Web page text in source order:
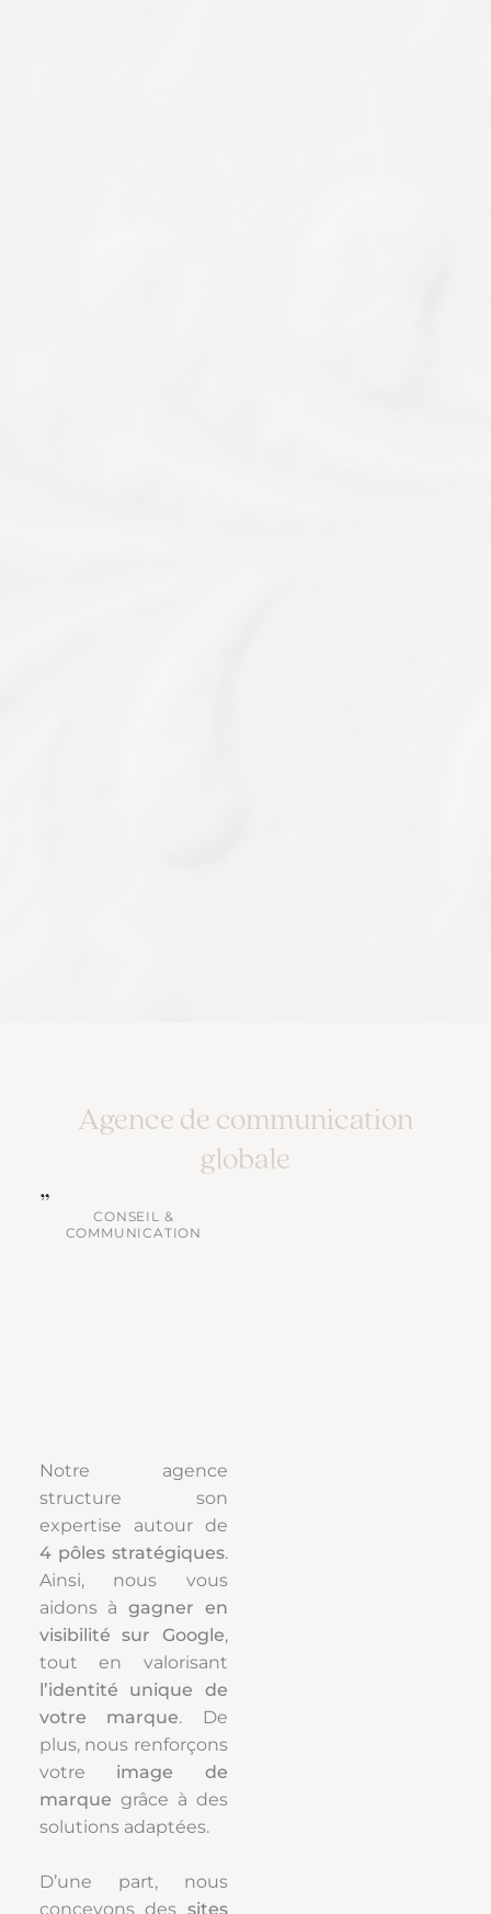
Agence de communication
globale
CONSEIL &
COMMUNICATION
Notre agence
structure son
expertise autour de
4 pôles stratégiques.
Ainsi, nous vous
aidons àgagner en
visibilité sur Google,
tout en valorisant
l’identité unique de
votre marque. De
plus, nous renforçons
votre image de
marque grâce à des
solutions adaptées.
D’une part, nous
concevons des sites